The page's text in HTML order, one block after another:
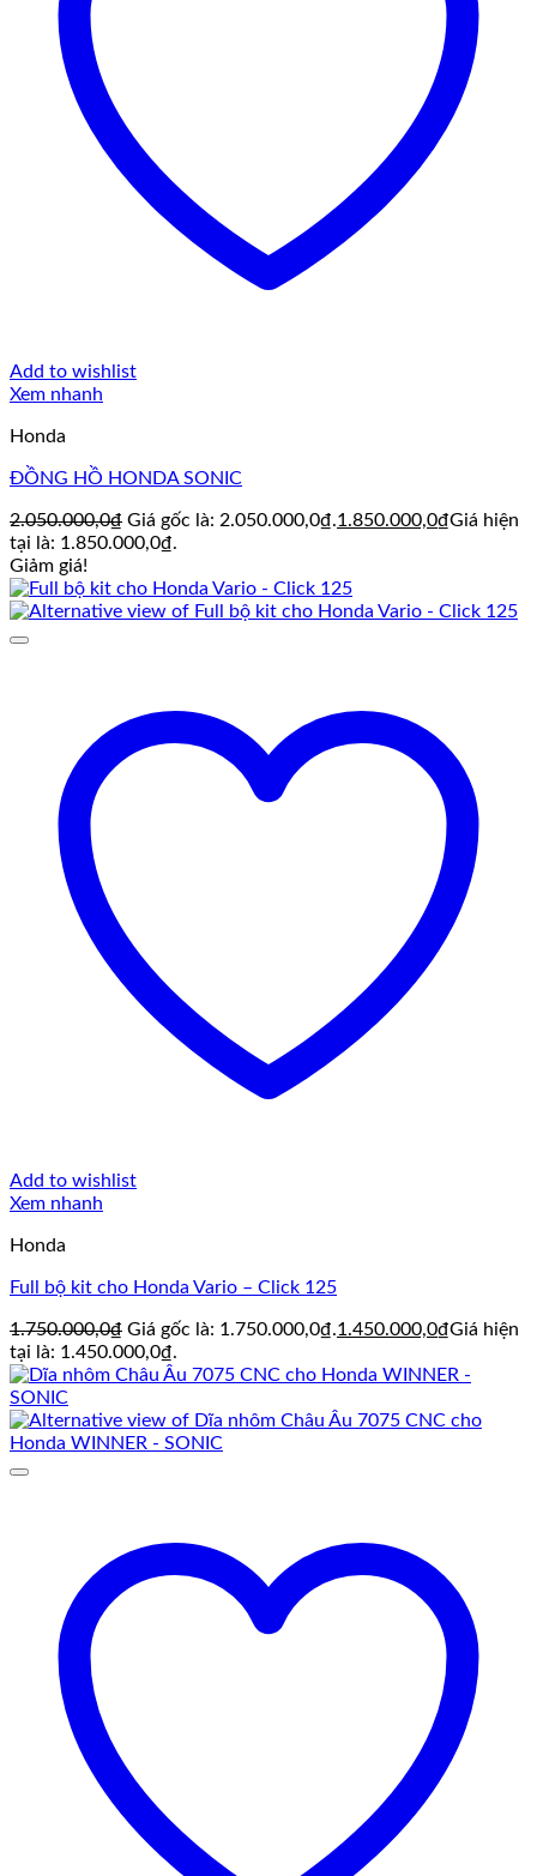
Add to wishlist
Xem nhanh
Honda
ĐỒNG HỒ HONDA SONIC
2.050.000,0₫ Giá gốc là: 2.050.000,0₫.1.850.000,0₫Giá hiện
tại là: 1.850.000,0₫.
Giảm giá!
Add to wishlist
Xem nhanh
Honda
Full bộ kit cho Honda Vario – Click 125
1.750.000,0₫ Giá gốc là: 1.750.000,0₫.1.450.000,0₫Giá hiện
tại là: 1.450.000,0₫.